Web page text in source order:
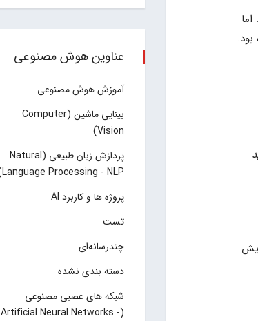
اما
عناوین هوش مصنوعی
آموزش هوش مصنوعی
بینایی ماشین (Computer
Vision)
پردازش زبان طبیعی (Natural
Language Processing - NLP)
پروژه ها و کاربرد AI
تست
چند‌‌رسانه‌ای
دسته بندی نشده
شبکه های عصبی مصنوعی
(Artificial Neural Networks -